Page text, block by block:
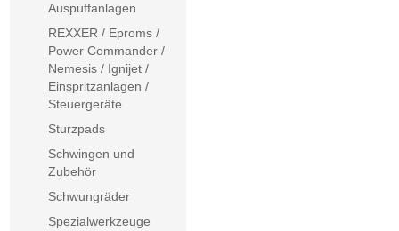
Auspuffanlagen
REXXER / Eproms /
Power Commander /
Nemesis / Ignijet /
Einspritzanlagen /
Steuergeräte
Sturzpads
Schwingen und
Zubehör
Schwungräder
Spezialwerkzeuge